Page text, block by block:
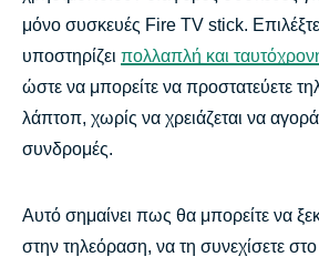
μόνο συσκευές Fire TV stick.
υποστηρίζει πολλαπλή και
ώστε να μπορείτε να προστατεύετε
λάπτοπ, χωρίς να χρειάζεται να
συνδρομές.
Αυτό σημαίνει πως θα μπορείτε να
στην τηλεόραση, να τη συνεχίσετε στο